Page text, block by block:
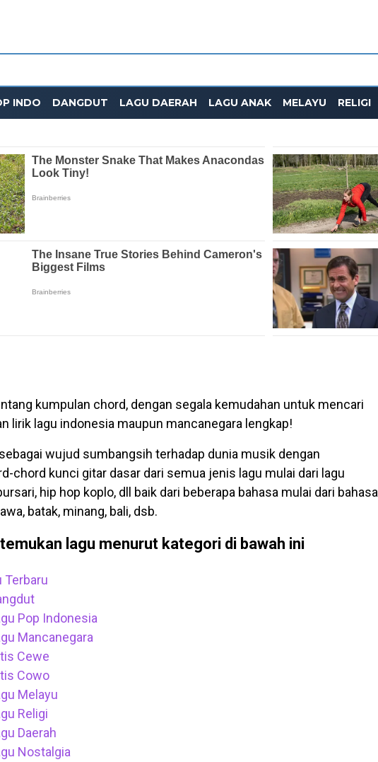
INDO DANGDUT LAGU DAERAH LAGU ANAK MELAYU RELIGI
kumpulan chord, dengan segala kemudahan untuk mencari
lirik lagu indonesia maupun mancanegara lengkap!
wujud sumbangsih terhadap dunia musik dengan
chord kunci gitar dasar dari semua jenis lagu mulai dari lagu
hip hop koplo, dll baik dari beberapa bahasa mulai dari bahasa
batak, minang, bali, dsb.
lagu menurut kategori di bawah ini
Terbaru
Pop Indonesia
Mancanegara
Cewe
Cowo
Melayu
Religi
Daerah
Nostalgia